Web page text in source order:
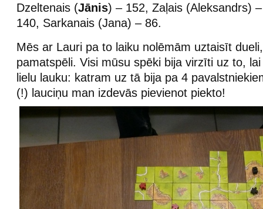
Dzeltenais (Jānis) – 152, Zaļais (Aleksandrs)
140, Sarkanais (Jana) – 86.
Mēs ar Lauri pa to laiku nolēmām uztaisīt
pamatspēli. Visi mūsu spēki bija virzīti uz to,
lielu lauku: katram uz tā bija pa 4
(!) lauciņu man izdevās pievienot piekto!